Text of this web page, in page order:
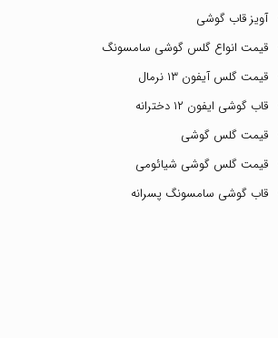
آویز قاب گوشی
قیمت انواع گلس گوشی سامسونگ
قیمت گلس آیفون ۱۳ نرمال
قاب گوشی ایفون ۱۲ دخترانه
قیمت گلس گوشی
قیمت گلس گوشی شیائومی
قاب گوشی سامسونگ پسرانه